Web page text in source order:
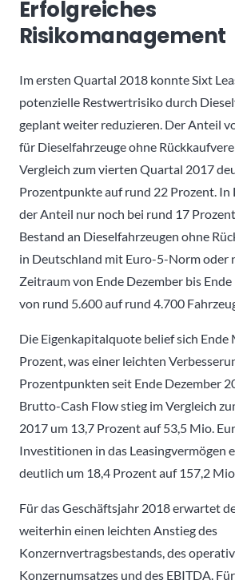
Erfolgreiches
Risikomanagement
Im ersten Quartal 2018 konnte Sixt
potenzielle Restwertrisiko durch
geplant weiter reduzieren. Der Anteil
für Dieselfahrzeuge ohne
Vergleich zum vierten Quartal 2017
Prozentpunkte auf rund 22 Prozent. In
der Anteil nur noch bei rund 17
Bestand an Dieselfahrzeugen ohne
in Deutschland mit Euro-5-Norm oder
Zeitraum von Ende Dezember bis
von rund 5.600 auf rund 4.700
Die Eigenkapitalquote belief sich Ende
Prozent, was einer leichten
Prozentpunkten seit Ende Dezember
Brutto-Cash Flow stieg im Vergleich
2017 um 13,7 Prozent auf 53,5 Mio.
Investitionen in das Leasingvermögen
deutlich um 18,4 Prozent auf 157,2
Für das Geschäftsjahr 2018 erwartet
weiterhin einen leichten Anstieg des
Konzernvertragsbestands, des
Konzernumsatzes und des EBITDA.